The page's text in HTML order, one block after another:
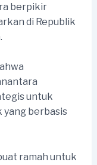
berpikir
di Republik
untuk
yang berbasis
ramah untuk